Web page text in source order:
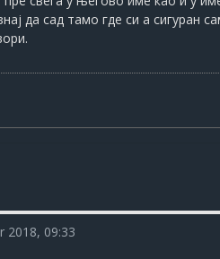
да сад тамо где си а сигуран
2018, 09:33